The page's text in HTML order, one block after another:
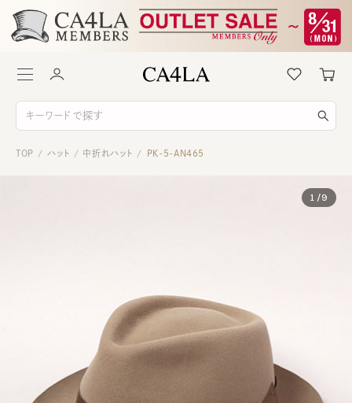
TOP / ハット / 中折れハット / PK-5-AN465
1 /9